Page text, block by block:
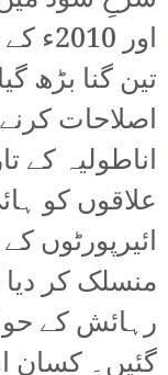
اور
تین گنا بڑھ
اصلاحات
اناطولیہ کے
علاقوں کو
ائیرپورٹوں
منسلک کر
رہائش کے